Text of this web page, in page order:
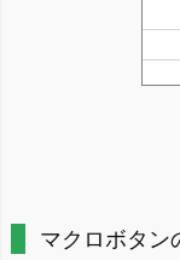
マクロボタン